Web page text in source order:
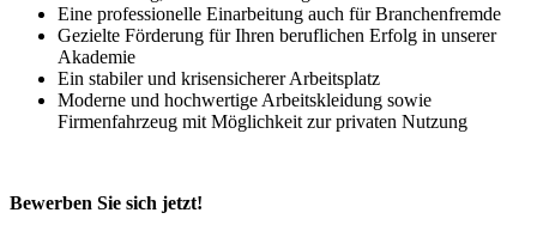
Eine professionelle Einarbeitung auch für Branchenfremde
Gezielte Förderung für Ihren beruflichen Erfolg in unserer
Akademie
Ein stabiler und krisensicherer Arbeitsplatz
Moderne und hochwertige Arbeitskleidung sowie
Firmenfahrzeug mit Möglichkeit zur privaten Nutzung
Bewerben Sie sich jetzt!